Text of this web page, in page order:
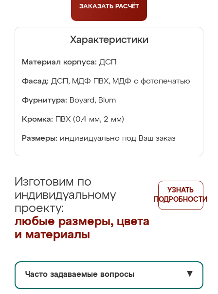
ЗАКАЗАТЬ РАСЧЁТ
Характеристики
Материал корпуса: ДСП
Фасад: ДСП, МДФ ПВХ, МДФ с фотопечатью
Фурнитура: Boyard, Blum
Кромка: ПВХ (0,4 мм, 2 мм)
Размеры: индивидуально под Ваш заказ
Изготовим по
индивидуальному
проекту:
любые размеры, цвета
и материалы
УЗНАТЬ
ПОДРОБНОСТИ
Часто задаваемые вопросы ▼